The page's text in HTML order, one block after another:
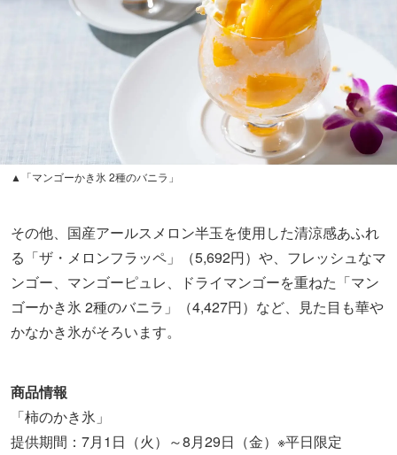
▲「マンゴーかき氷 2種のバニラ」
その他、国産アールスメロン半玉を使用した清涼感あふれ
る「ザ・メロンフラッペ」（5,692円）や、フレッシュなマ
ンゴー、マンゴーピュレ、ドライマンゴーを重ねた「マン
ゴーかき氷 2種のバニラ」（4,427円）など、見た目も華や
かなかき氷がそろいます。
商品情報
「柿のかき氷」
提供期間：7月1日（火）～8月29日（金）※平日限定